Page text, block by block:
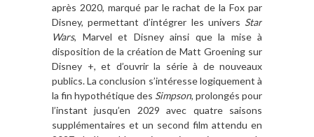
après 2020, marqué par le rachat de la Fox par
Disney, permettant d’intégrer les univers Star
Wars, Marvel et Disney ainsi que la mise à
disposition de la création de Matt Groening sur
Disney +, et d’ouvrir la série à de nouveaux
publics. La conclusion s’intéresse logiquement à
la fin hypothétique des Simpson, prolongés pour
l’instant jusqu’en 2029 avec quatre saisons
supplémentaires et un second film attendu en